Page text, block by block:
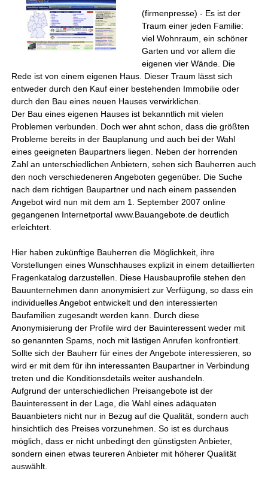
(firmenpresse) - Es ist der
Traum einer jeden Familie:
viel Wohnraum, ein schöner
Garten und vor allem die
eigenen vier Wände. Die
Rede ist von einem eigenen Haus. Dieser Traum lässt sich
entweder durch den Kauf einer bestehenden Immobilie oder
durch den Bau eines neuen Hauses verwirklichen.
Der Bau eines eigenen Hauses ist bekanntlich mit vielen
Problemen verbunden. Doch wer ahnt schon, dass die größten
Probleme bereits in der Bauplanung und auch bei der Wahl
eines geeigneten Baupartners liegen. Neben der horrenden
Zahl an unterschiedlichen Anbietern, sehen sich Bauherren auch
den noch verschiedeneren Angeboten gegenüber. Die Suche
nach dem richtigen Baupartner und nach einem passenden
Angebot wird nun mit dem am 1. September 2007 online
gegangenen Internetportal www.Bauangebote.de deutlich
erleichtert.
Hier haben zukünftige Bauherren die Möglichkeit, ihre
Vorstellungen eines Wunschhauses explizit in einem detaillierten
Fragenkatalog darzustellen. Diese Hausbauprofile stehen den
Bauunternehmen dann anonymisiert zur Verfügung, so dass ein
individuelles Angebot entwickelt und den interessierten
Baufamilien zugesandt werden kann. Durch diese
Anonymisierung der Profile wird der Bauinteressent weder mit
so genannten Spams, noch mit lästigen Anrufen konfrontiert.
Sollte sich der Bauherr für eines der Angebote interessieren, so
wird er mit dem für ihn interessanten Baupartner in Verbindung
treten und die Konditionsdetails weiter aushandeln.
Aufgrund der unterschiedlichen Preisangebote ist der
Bauinteressent in der Lage, die Wahl eines adäquaten
Bauanbieters nicht nur in Bezug auf die Qualität, sondern auch
hinsichtlich des Preises vorzunehmen. So ist es durchaus
möglich, dass er nicht unbedingt den günstigsten Anbieter,
sondern einen etwas teureren Anbieter mit höherer Qualität
auswählt.